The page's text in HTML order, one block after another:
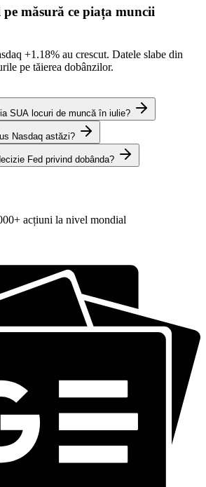
măsură ce piața muncii
+1.18% au crescut. Datele slabe din
pe tăierea dobânzilor.
SUA locuri de muncă în iulie?
Nasdaq astăzi?
Fed privind dobânda?
acțiuni la nivel mondial